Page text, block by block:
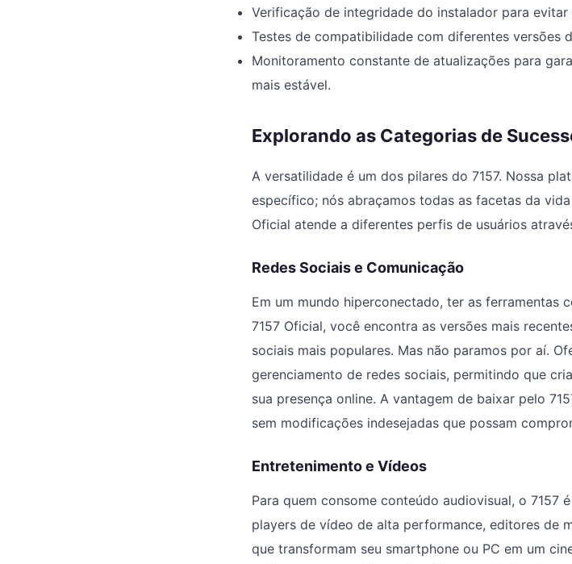
Verificação de integridade do instalador para evitar
Testes de compatibilidade com diferentes versões
Monitoramento constante de atualizações para
mais estável.
Explorando as Categorias de
A versatilidade é um dos pilares do 7157. Nossa
específico; nós abraçamos todas as facetas da
Oficial atende a diferentes perfis de usuários
Redes Sociais e Comunicação
Em um mundo hiperconectado, ter as ferramentas
7157 Oficial, você encontra as versões mais
sociais mais populares. Mas não paramos por aí.
gerenciamento de redes sociais, permitindo que
sua presença online. A vantagem de baixar pelo
sem modificações indesejadas que possam
Entretenimento e Vídeos
Para quem consome conteúdo audiovisual, o 7157
players de vídeo de alta performance, editores de
que transformam seu smartphone ou PC em um